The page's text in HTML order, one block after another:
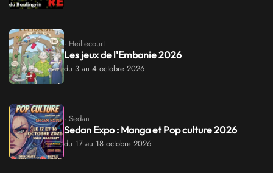
· Heillecourt
Les jeux de l'Embanie 2026
du 3 au 4 octobre 2026
· Sedan
Sedan Expo : Manga et Pop culture 2026
du 17 au 18 octobre 2026